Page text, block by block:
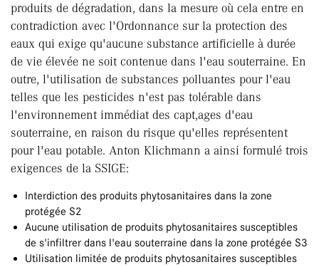
produits de dégradation, dans la mesure où cela entre en
contradiction avec l'Ordonnance sur la protection des
eaux qui exige qu'aucune substance artificielle à durée
de vie élevée ne soit contenue dans l'eau souterraine. En
outre, l'utilisation de substances polluantes pour l'eau
telles que les pesticides n'est pas tolérable dans
l'environnement immédiat des capt,ages d'eau
souterraine, en raison du risque qu'elles représentent
pour l'eau potable. Anton Klichmann a ainsi formulé trois
exigences de la SSIGE:
Interdiction des produits phytosanitaires dans la zone
protégée S2
Aucune utilisation de produits phytosanitaires susceptibles
de s'infiltrer dans l'eau souterraine dans la zone protégée S3
Utilisation limitée de produits phytosanitaires susceptibles